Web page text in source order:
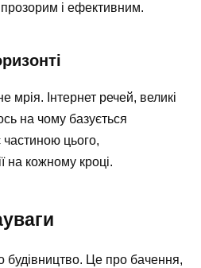
і ефективним.
Інтернет речей, великі
на чому базується
цього,
на кожному кроці.
Це про бачення,